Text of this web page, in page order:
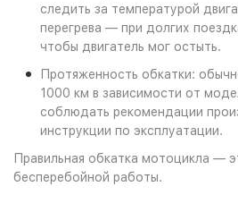
следить за температурой
перегрева — при долгих
чтобы двигатель мог остыть.
Протяженность обкатки:
1000 км в зависимости от
соблюдать рекомендации
инструкции по эксплуатации.
Правильная обкатка мотоцикла —
бесперебойной работы.